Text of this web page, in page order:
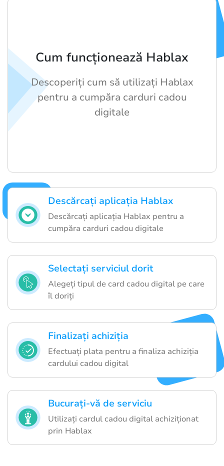
Descărcați aplicația Hablax
Descărcați aplicația Hablax pentru a
cumpăra carduri cadou digitale
Selectați serviciul dorit
Alegeți tipul de card cadou digital pe care
îl doriți
Finalizați achiziția
Efectuați plata pentru a finaliza achiziția
cardului cadou digital
Bucurați-vă de serviciu
Utilizați cardul cadou digital achiziționat
prin Hablax
Cum funcționează Hablax
Descoperiți cum să utilizați Hablax
pentru a cumpăra carduri cadou
digitale